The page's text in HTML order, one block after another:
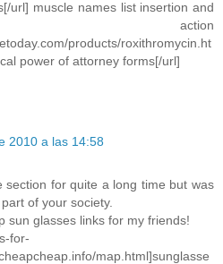
url] muscle names list insertion and
products/roxithromycin.ht
power of attorney forms[/url]
2010 a las 14:58
section for quite a long time but was
of your society.
sun glasses links for my friends!
for-
map.html]sunglasse